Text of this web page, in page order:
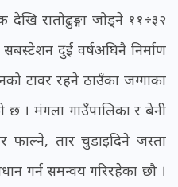
देखि रातोढुङ्गा जोड्ने ११÷३२
दुई वर्षअघिनै निर्माण
टावर रहने ठाउँका जग्गाका
छ । मंगला गाउँपालिका र बेनी
फाल्ने, तार चुडाइदिने जस्ता
गर्न समन्वय गरिरहेका छौ ।